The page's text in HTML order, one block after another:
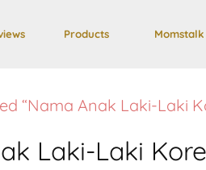
Products Momstalk
“Nama Anak Laki-Laki
Laki-Laki